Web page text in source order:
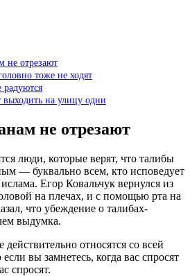
не отрезают
тоже не ходят
на улицу одни
не отрезают
люди, которые верят, что талибы
— буквально всем, кто исповедует
Егор Ковальчук вернулся из
на плечах, и с помощью рта на
что убеждение о талибах-
выдумка.
относятся со всей
вы замнетесь, когда вас спросят
спросят.